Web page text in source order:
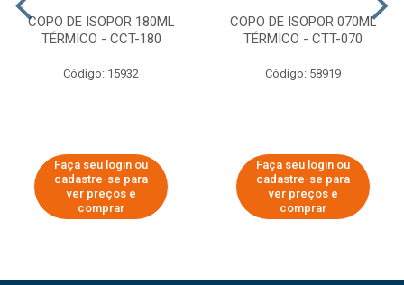
COPO DE ISOPOR 180ML
TÉRMICO - CCT-180
Código: 15932
Faça seu login ou
cadastre-se para
ver preços e
comprar
COPO DE ISOPOR 070ML
TÉRMICO - CTT-070
Código: 58919
Faça seu login ou
cadastre-se para
ver preços e
comprar